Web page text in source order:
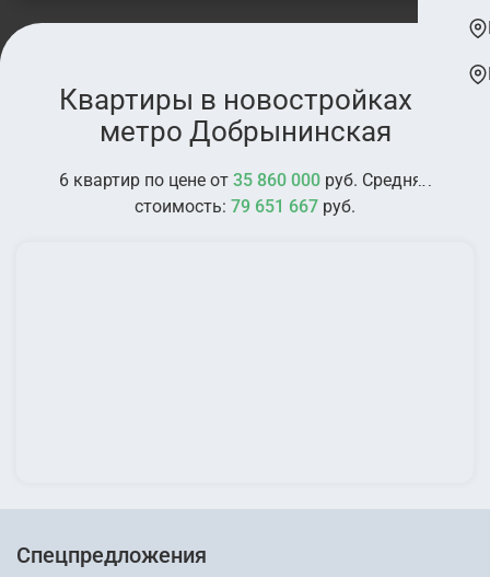
Квартиры в новостройках у
метро Добрынинская
6 квартир по цене от 35 860 000руб. Средняя
стоимость: 79 651 667 руб.
Спецпредложения